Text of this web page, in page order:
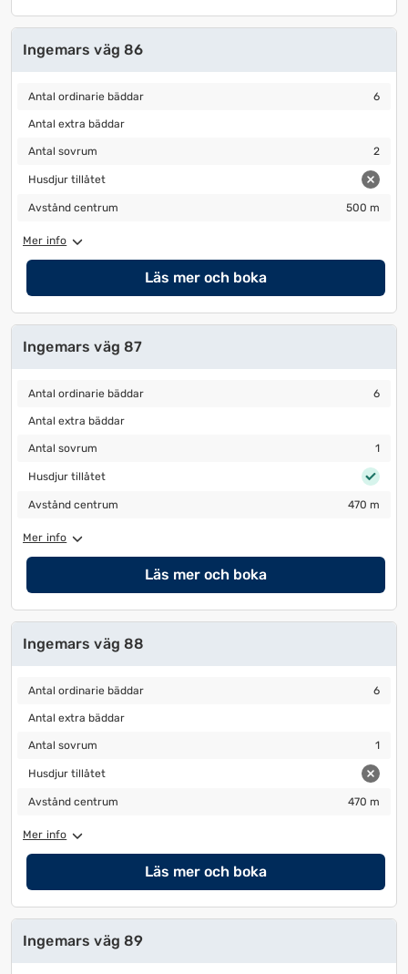
Ingemars väg 86
Antal ordinarie bäddar
Antal ordinarie bäddar 6
Antal extra bäddar
Antal extra bäddar
Antal sovrum
Antal sovrum 2
Husdjur tillåtet
Husdjur tillåtet
Avstånd centrum
Avstånd centrum 500 m
Mer info
Läs mer och boka
Ingemars väg 87
Antal ordinarie bäddar
Antal ordinarie bäddar 6
Antal extra bäddar
Antal extra bäddar
Antal sovrum
Antal sovrum 1
Husdjur tillåtet
Husdjur tillåtet
Avstånd centrum
Avstånd centrum 470 m
Mer info
Läs mer och boka
Ingemars väg 88
Antal ordinarie bäddar
Antal ordinarie bäddar 6
Antal extra bäddar
Antal extra bäddar
Antal sovrum
Antal sovrum 1
Husdjur tillåtet
Husdjur tillåtet
Avstånd centrum
Avstånd centrum 470 m
Mer info
Läs mer och boka
Ingemars väg 89